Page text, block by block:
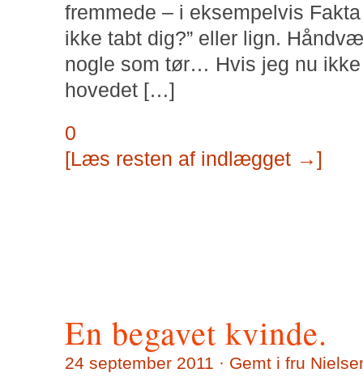
fremmede – i eksempelvis
ikke tabt dig?” eller lign.
nogle som tør… Hvis jeg nu
hovedet […]
0
[Læs resten af indlægget →]
En begavet kvinde.
24 september 2011 · Gemt i fru